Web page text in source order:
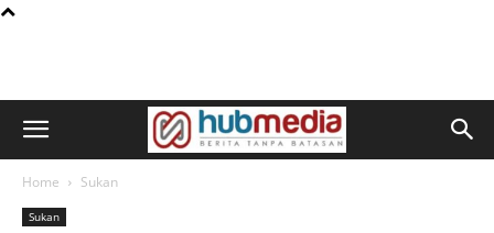
Home Sukan
Sukan